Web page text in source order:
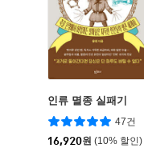
인류 멸종 실패기
47건
16,920원 (10% 할인)